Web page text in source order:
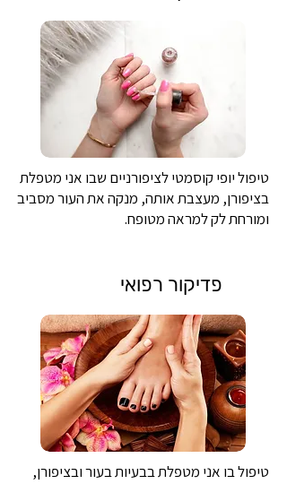
טיפול יופי קוסמטי לציפורניים שבו אני מטפלת
בציפורן, מעצבת אותה, מנקה את העור מסביב
ומורחת לק למראה מטופח.
פדיקור רפואי
טיפול בו אני מטפלת בבעיות בעור ובציפורן,